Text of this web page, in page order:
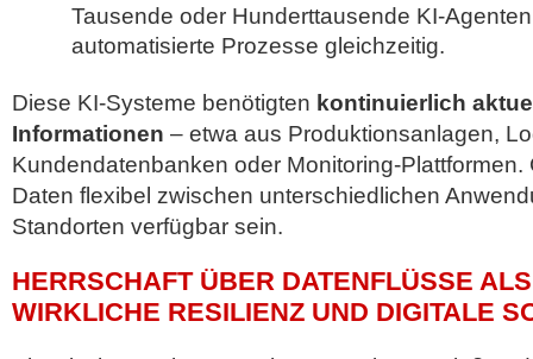
Tausende oder Hunderttausende KI-
automatisierte Prozesse gleichzeitig.
Diese KI-Systeme benötigten kontinuierlich
Informationen – etwa aus Produktionsanlagen,
Kundendatenbanken oder Monitoring-Plattformen.
Daten flexibel zwischen unterschiedlichen
Standorten verfügbar sein.
HERRSCHAFT ÜBER DATENFLÜSSE
WIRKLICHE RESILIENZ UND DIGITALE